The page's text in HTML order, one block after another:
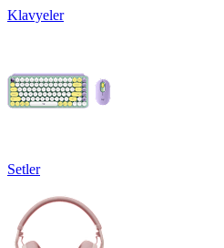
Klavyeler
Setler